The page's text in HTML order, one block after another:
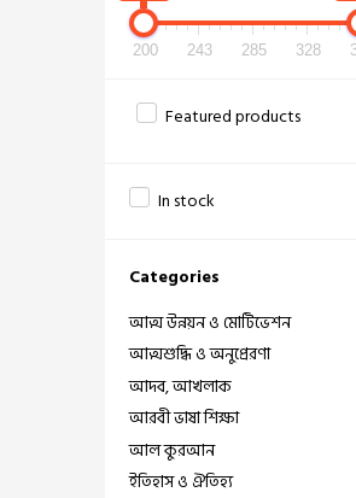
200 243 285 328
Featured products
In stock
Categories
আত্ম উন্নয়ন ও মোটিভেশন
আত্মশুদ্ধি ও অনুপ্রেরণা
আদব, আখলাক
আরবী ভাষা শিক্ষা
আল কুরআন
ইতিহাস ও ঐতিহ্য